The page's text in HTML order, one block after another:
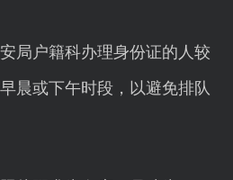
局户籍科办理身份证的人较
晨或下午时段，以避免排队